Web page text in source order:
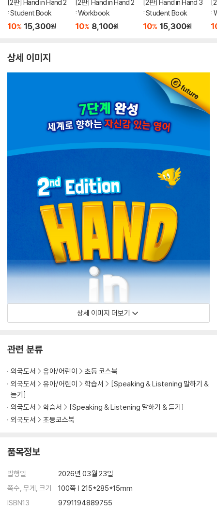
[2판] Hand in Hand 2
: Student Book
10% 15,300원
[2판] Hand in Hand 2
: Workbook
10% 8,100원
[2판] Hand in Hand 3
: Student Book
10% 15,300원
:
상세 이미지
상세 이미지 더보기
관련 분류
외국도서 유아/어린이
초등 코스북
외국도서
유아/어린이 학습서
[Speaking & Listening 말하기 &
듣기]
외국도서
학습서
[Speaking & Listening 말하기 & 듣기]
외국도서
초등코스북
품목정보
발행일
2026년 03월 23일
쪽수, 무게, 크기
100쪽 | 215*285*15mm
ISBN13
9791194889755